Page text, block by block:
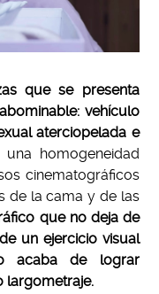
que se presenta
vehículo
aterciopelada e
homogeneidad
cinematográficos
de la cama y de las
que no deja de
un ejercicio visual
acaba de lograr
largometraje.